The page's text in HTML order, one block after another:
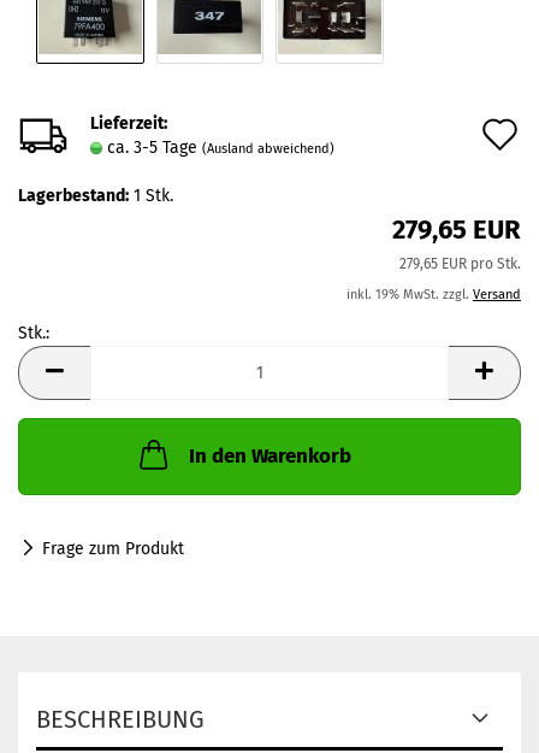
Lieferzeit:
ca. 3-5 Tage (Ausland abweichend)
Lagerbestand: 1 Stk.
279,65 EUR
279,65 EUR pro Stk.
inkl. 19% MwSt. zzgl. Versand
Stk.:
Stk.
In den Warenkorb
Frage zum Produkt
BESCHREIBUNG